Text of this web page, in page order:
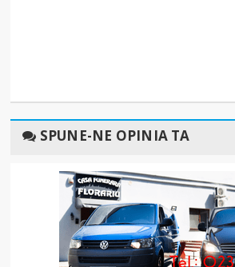
SPUNE-NE OPINIA TA